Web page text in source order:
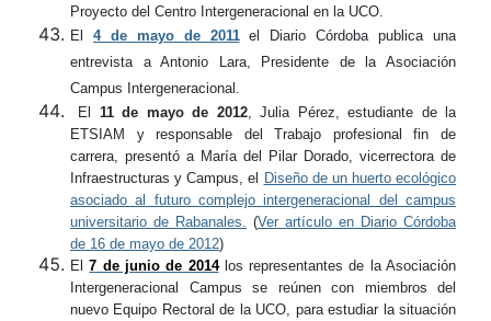
Proyecto del Centro Intergeneracional en la UCO.
El 4 de mayo de 2011el Diario Córdoba publica una
entrevista a Antonio Lara, Presidente de la Asociación
Campus Intergeneracional.
El 11 de mayo de 2012, Julia Pérez, estudiante de la
ETSIAM y responsable del Trabajo profesional fin de
carrera, presentó a María del Pilar Dorado, vicerrectora de
Infraestructuras y Campus, el Diseño de un huerto ecológico
asociado al futuro complejo intergeneracional del campus
universitario de Rabanales.
(Ver artículo en Diario Córdoba
de 16 de mayo de 2012)
El7 de junio de 2014los representantes de la Asociación
Intergeneracional Campus se reúnen con miembros del
nuevo Equipo Rectoral de la UCO, para estudiar la situación